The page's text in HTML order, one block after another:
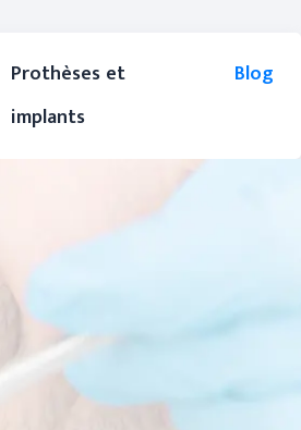
Prothèses et
implants
Blog